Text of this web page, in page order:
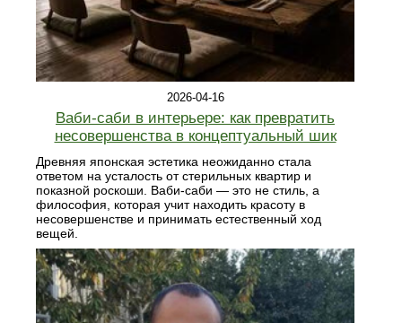
2026-04-16
Ваби-саби в интерьере: как превратить
несовершенства в концептуальный шик
Древняя японская эстетика неожиданно стала
ответом на усталость от стерильных квартир и
показной роскоши. Ваби-саби — это не стиль, а
философия, которая учит находить красоту в
несовершенстве и принимать естественный ход
вещей.